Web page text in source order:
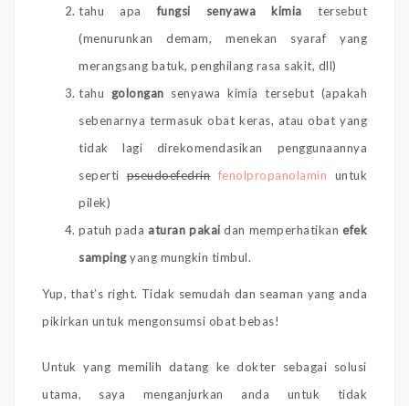
tahu apa fungsi senyawa kimia tersebut
(menurunkan demam, menekan syaraf yang
merangsang batuk, penghilang rasa sakit, dll)
tahu golongan senyawa kimia tersebut (apakah
sebenarnya termasuk obat keras, atau obat yang
tidak lagi direkomendasikan penggunaannya
sepertipseudoefedrinfenolpropanolamin untuk
pilek)
patuh pada aturan pakaidan memperhatikan efek
sampingyang mungkin timbul.
Yup, that’s right. Tidak semudah dan seaman yang anda
pikirkan untuk mengonsumsi obat bebas!
Untuk yang memilih datang ke dokter sebagai solusi
utama, saya menganjurkan anda untuk tidak